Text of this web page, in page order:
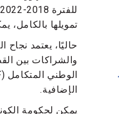
تمويلها بالكامل،
الإضافية.